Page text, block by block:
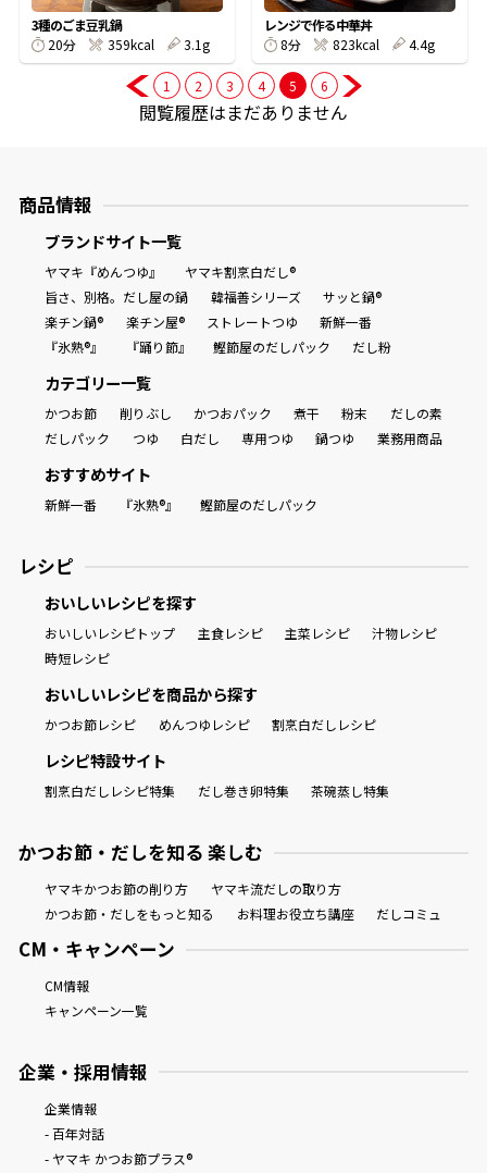
だしパック
3種のごま豆乳鍋
20分
359kcal 3.1g
レンジで作る中華丼
8分
823kcal 4.4g
1 2 3 4 5 6
閲覧履歴はまだありません
商品情報
ブランドサイト一覧
ヤマキ『めんつゆ』
ヤマキ割烹白だし®
旨さ、別格。だし屋の鍋
韓福善シリーズ
サッと鍋®
楽チン鍋®
楽チン屋® ストレートつゆ
新鮮一番
『氷熟®』
『踊り節』 鰹節屋のだしパック だし粉
カテゴリー一覧
かつお節 削りぶし かつおパック 煮干 粉末
だしの素
だしパック
つゆ 白だし 専用つゆ 鍋つゆ 業務用商品
おすすめサイト
新鮮一番 『氷熟®』 鰹節屋のだしパック
レシピ
おいしいレシピを探す
おいしいレシピトップ 主食レシピ 主菜レシピ
汁物レシピ
時短レシピ
おいしいレシピを商品から探す
かつお節レシピ めんつゆレシピ 割烹白だしレシピ
レシピ特設サイト
割烹白だしレシピ特集 だし巻き卵特集 茶碗蒸し特集
かつお節・だしを知る 楽しむ
ヤマキかつお節の削り方
ヤマキ流だしの取り方
かつお節・だしをもっと知る
お料理お役立ち講座 だしコミュ
CM・キャンペーン
CM情報
キャンペーン一覧
企業・採用情報
企業情報
- 百年対話
- ヤマキ かつお節プラス®